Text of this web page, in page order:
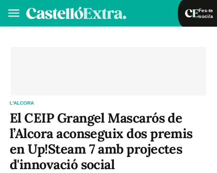
Fes-te
soci/a
L'ALCORA
El CEIP Grangel Mascarós de
l’Alcora aconseguix dos premis
en Up!Steam 7 amb projectes
d'innovació social